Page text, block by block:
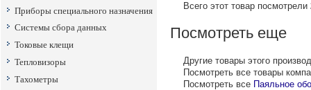
Приборы специального назначения
Системы сбора данных
Токовые клещи
Тепловизоры
Тахометры
Всего этот товар посмотрели
Посмотреть еще
Другие товары этого
Посмотреть все товары
Посмотреть все Паяльное